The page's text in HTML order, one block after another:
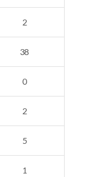
2
38
0
2
5
1